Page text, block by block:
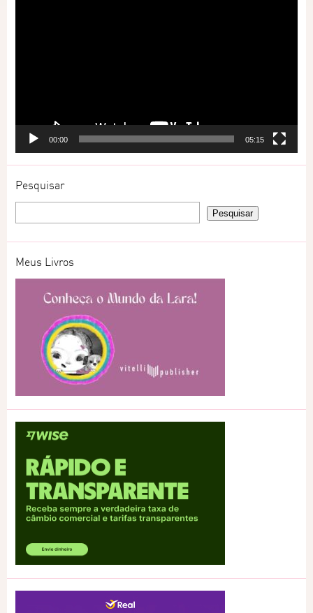
00:00 05:15
Pesquisar
Meus Livros